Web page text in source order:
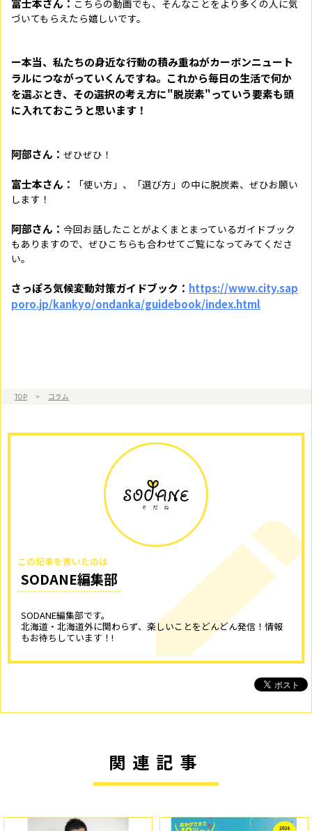
こちらの動画でも、そんなことをより多くの人に気
づいてもらえたら嬉しいです。
ー本当、私たちの身近な行動の積み重ねがカーボンニュート
ラルにつながっていくんですね。これから毎日の生活で何か
を選ぶとき、その選択の考え方に"脱炭素"っていう要素も頭
に入れておこうと思います！
阿部さん： ぜひぜひ！
富士本さん：
「使い方」、「選び方」の中に脱炭素、ぜひお願い
します！
阿部さん： 今回お話したことがよくまとまっているガイドブック
もありますので、ぜひこちらも合わせてご覧になってみてくださ
い。
さっぽろ気候変動対策ガイドブック： https://www.city.sap
poro.jp/kankyo/ondanka/guidebook/index.html
TOP > コラム
この記事を書いたのは
SODANE編集部
SODANE編集部です。
北海道・北海道外に関わらず、楽しいことをどんどん発信！情報
もお待ちしています！!
関連記事